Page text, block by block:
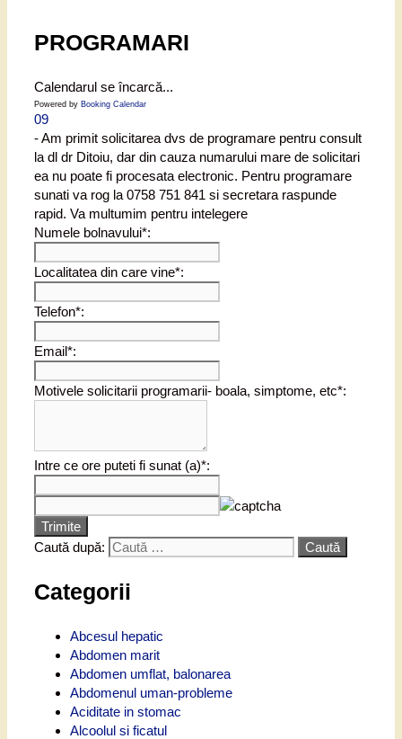
PROGRAMARI
Calendarul se încarcă...
Powered by Booking Calendar
09
- Am primit solicitarea dvs de programare pentru consult
la dl dr Ditoiu, dar din cauza numarului mare de solicitari
ea nu poate fi procesata electronic. Pentru programare
sunati va rog la 0758 751 841 si secretara raspunde
rapid. Va multumim pentru intelegere
Numele bolnavului*:
Localitatea din care vine*:
Telefon*:
Email*:
Motivele solicitarii programarii- boala, simptome, etc*:
Intre ce ore puteti fi sunat (a)*:
Trimite
Caută după:
Categorii
Abcesul hepatic
Abdomen marit
Abdomen umflat, balonarea
Abdomenul uman-probleme
Aciditate in stomac
Alcoolul si ficatul